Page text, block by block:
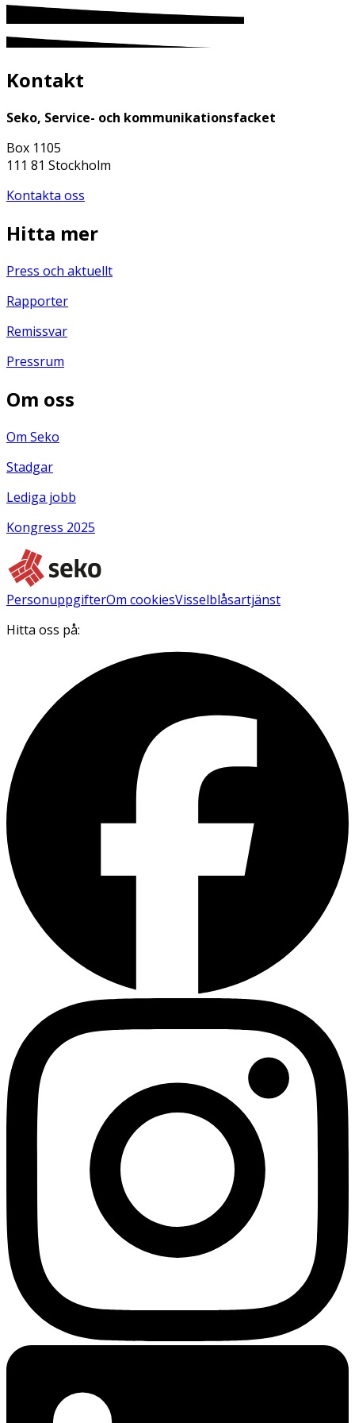
Kontakt
Seko, Service- och kommunikationsfacket
Box 1105
111 81 Stockholm
Kontakta oss
Hitta mer
Press och aktuellt
Rapporter
Remissvar
Pressrum
Om oss
Om Seko
Stadgar
Lediga jobb
Kongress 2025
PersonuppgifterOm cookiesVisselblåsartjänst
Hitta oss på: